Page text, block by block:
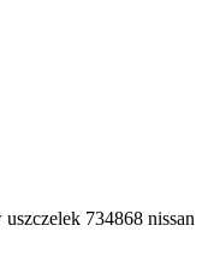
uszczelek 734868 nissan